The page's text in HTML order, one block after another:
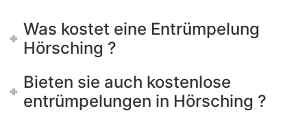
Was kostet eine Entrümpelung
Hörsching ?
Bieten sie auch kostenlose
entrümpelungen in Hörsching ?